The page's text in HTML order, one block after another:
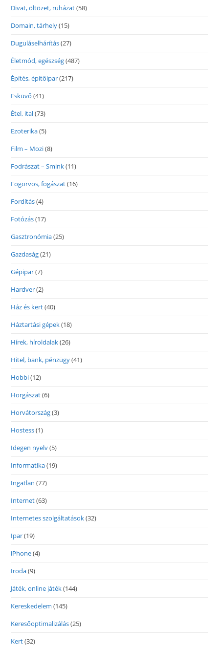
Divat, öltözet, ruházat(58)
Domain, tárhely(15)
Duguláselhárítás(27)
Életmód, egészség(487)
Építés, építőipar(217)
Esküvő (41)
Étel, ital(73)
Ezoterika(5)
Film – Mozi(8)
Fodrászat – Smink(11)
Fogorvos, fogászat(16)
Fordítás(4)
Fotózás(17)
Gasztronómia(25)
Gazdaság(21)
Gépipar(7)
Hardver(2)
Ház és kert(40)
Háztartási gépek(18)
Hírek, híroldalak(26)
Hitel, bank, pénzügy(41)
Hobbi(12)
Horgászat(6)
Horvátország(3)
Hostess(1)
Idegen nyelv(5)
Informatika(19)
Ingatlan (77)
Internet(63)
Internetes szolgáltatások(32)
Ipar(19)
iPhone(4)
Iroda(9)
Játék, online játék(144)
Kereskedelem (145)
Keresőoptimalizálás(25)
Kert(32)